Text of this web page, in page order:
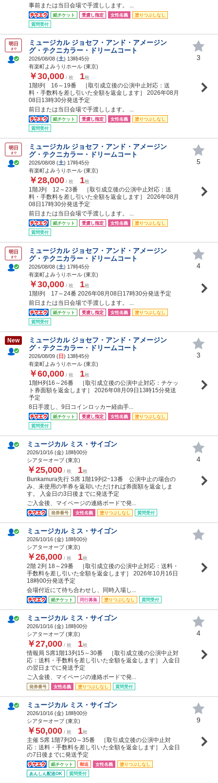
事前または当日会場で手渡しします。 ...
紙チケット 受渡し指定 女性名義
塗りつぶしなし
質問受付
明日
まで
ミュージカル ジョセフ・アンド・アメージン
グ・テクニカラー・ドリームコート
2026/08/08 (土) 13時45分
有楽町よみうりホール (東京)
￥30,000 / 枚 1枚
1階I列 16～19番 ［取引成立後の公演中止対応：送
料・手数料を差し引いた全額を返金します］ 2026年08月
08日13時30分発送予定
前日または当日会場で手渡しします。 ...
紙チケット 受渡し指定 女性名義
塗りつぶしなし
質問受付
3
明日
まで
ミュージカル ジョセフ・アンド・アメージン
グ・テクニカラー・ドリームコート
2026/08/08 (土) 17時45分
有楽町よみうりホール (東京)
￥28,000 / 枚 1枚
1階J列 12～23番 ［取引成立後の公演中止対応：送
料・手数料を差し引いた全額を返金します］ 2026年08月
08日17時30分発送予定
前日または当日会場で手渡しします。 ...
紙チケット 受渡し指定 女性名義
塗りつぶしなし
質問受付
5
明日
まで
ミュージカル ジョセフ・アンド・アメージン
グ・テクニカラー・ドリームコート
2026/08/08 (土) 17時45分
有楽町よみうりホール (東京)
￥30,000 / 枚 1枚
1階I列 17～24番 2026年08月08日17時30分発送予定
前日または当日会場で手渡しします。 ...
紙チケット 受渡し指定 女性名義
塗りつぶしなし
質問受付
4
New
ミュージカル ジョセフ・アンド・アメージン
グ・テクニカラー・ドリームコート
2026/08/09 (日) 13時45分
有楽町よみうりホール (東京)
￥60,000 / 枚 1枚
1階H列16～26番 ［取引成立後の公演中止対応：チケッ
ト券面額を返金します］ 2026年08月09日13時15分発送
予定
8日手渡し、9日コインロッカー経由手...
紙チケット 受渡し指定 女性名義
塗りつぶしなし
質問受付
3
ミュージカル ミス・サイゴン
2026/10/16 (金) 18時00分
シアターオーブ (東京)
￥25,000 / 枚 1枚
Bunkamura先行 S席 1階19列2~13番 公演中止の場合の
み、未使用の半券を返却いただければ券面額を返金しま
す。 入金日の3日後までに発送予定
ご入金後、マイページの連絡ボードで発...
発券番号 女性名義 塗りつぶしなし 質問受付
4
ミュージカル ミス・サイゴン
2026/10/16 (金) 18時00分
シアターオーブ (東京)
￥26,000 / 枚 1枚
2階 2列 18～29番 ［取引成立後の公演中止対応：送料・
手数料を差し引いた全額を返金します］ 2026年10月16日
18時00分発送予定
会場付近にて待ち合わせし、同時入場し...
紙チケット 同行募集 塗りつぶしなし 質問受付
ミュージカル ミス・サイゴン
2026/10/16 (金) 18時00分
シアターオーブ (東京)
￥27,000 / 枚 1枚
情報局 S席1階13列15～30番 ［取引成立後の公演中止対
応：送料・手数料を差し引いた全額を返金します］ 入金日
の翌日までに発送予定
ご入金後、マイページの連絡ボードで発...
発券番号 女性名義 塗りつぶしなし 質問受付
4
ミュージカル ミス・サイゴン
2026/10/16 (金) 18時00分
シアターオーブ (東京)
￥50,000 / 枚 1枚
主催 S席 1階7列20～35番 ［取引成立後の公演中止対
応：送料・手数料を差し引いた全額を返金します］ 入金日
の7日後までに発送予定
紙チケット 郵送 女性名義
塗りつぶしなし
あんしん配送OK
質問受付
9